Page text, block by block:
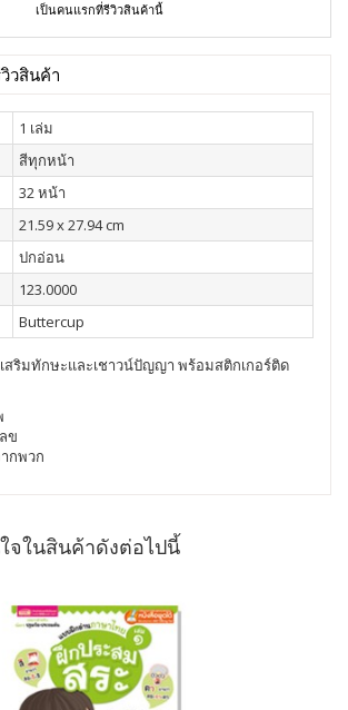
เป็นคนแรกที่รีวิวสินค้านี้
วสินค้า
1 เล่ม
สีทุกหน้า
32 หน้า
21.59 x 27.94 cm
ปกอ่อน
123.0000
Buttercup
สริมทักษะและเชาวน์ปัญญา พร้อมสติกเกอร์ติด
ข
กพวก
จในสินค้าดังต่อไปนี้